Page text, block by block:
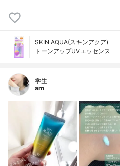
SKIN AQUA(スキンアクア)
トーンアップUVエッセンス
学生
am